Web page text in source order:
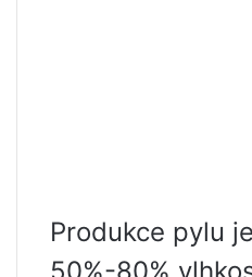
Produkce pylu